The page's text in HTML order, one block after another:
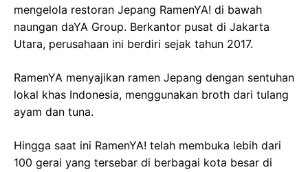
mengelola restoran Jepang RamenYA! di bawah
naungan daYA Group. Berkantor pusat di Jakarta
Utara, perusahaan ini berdiri sejak tahun 2017.
RamenYA menyajikan ramen Jepang dengan sentuhan
lokal khas Indonesia, menggunakan broth dari tulang
ayam dan tuna.
Hingga saat ini RamenYA! telah membuka lebih dari
100 gerai yang tersebar di berbagai kota besar di